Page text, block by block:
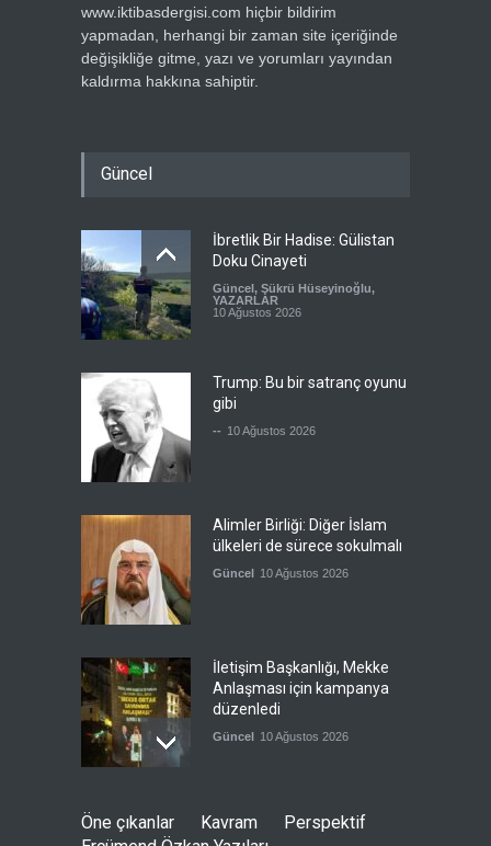
www.iktibasdergisi.com hiçbir bildirim
yapmadan, herhangi bir zaman site içeriğinde
değişikliğe gitme, yazı ve yorumları yayından
kaldırma hakkına sahiptir.
Güncel
İbretlik Bir Hadise: Gülistan
Doku Cinayeti
Güncel , Şükrü Hüseyinoğlu,
YAZARLAR
10 Ağustos 2026
Trump: Bu bir satranç oyunu
gibi
-- 10 Ağustos 2026
Alimler Birliği: Diğer İslam
ülkeleri de sürece sokulmalı
Güncel 10 Ağustos 2026
İletişim Başkanlığı, Mekke
Anlaşması için kampanya
düzenledi
Güncel 10 Ağustos 2026
Yemen'de devrik hükümet,
İHA'larla mücadele ediyor
Öne çıkanlar Kavram
Perspektif